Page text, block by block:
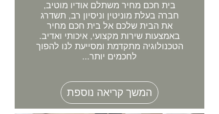
בית חכם מחיר משתלם אודיו מוטיב,
חברה בעלת מוניטין וניסיון רב, תשדרג
את הבית שלכם אל בית חכם מחיר
באמצעות שירות מקצועי, איכותי ואדיב.
הטכנולוגיה מתקדמת ומסייעת לנו להפוך
לחכמים יותר...
המשך קריאה נוספת